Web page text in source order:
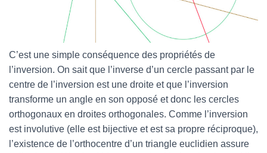
C’est une simple conséquence des propriétés de
l’inversion. On sait que l’inverse d’un cercle passant par le
centre de l’inversion est une droite et que l’inversion
transforme un angle en son opposé et donc les cercles
orthogonaux en droites orthogonales. Comme l’inversion
est involutive (elle est bijective et est sa propre réciproque),
l’existence de l’orthocentre d’un triangle euclidien assure